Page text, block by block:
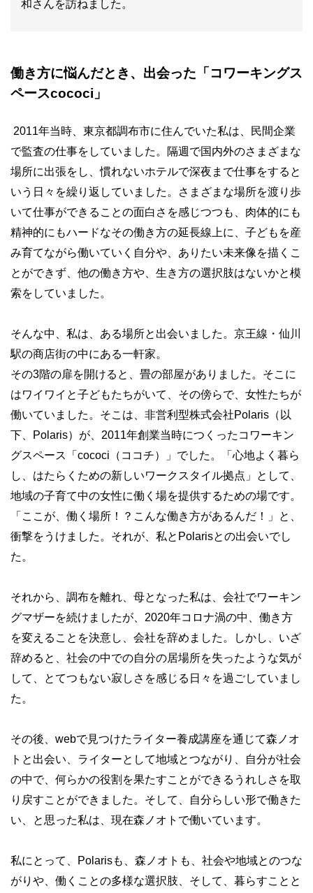
和さんを訪ねました。
働き方に悩んだとき、出会った「コワーキングス
ペースcococi」
2011年当時、東京都調布市に住んでいた私は、民間企業
で監査の仕事をしていました。隔週で国内外のさまざまな
場所に出張をし、慣れないホテルで深夜まで仕事をすると
いう日々を繰り返していました。さまざまな場所を渡り歩
いて仕事ができることの面白さを感じつつも、肉体的にも
精神的にもハードなその働き方の延長線上に、子どもを産
み育てながら働いていく自分や、ありたい未来像を描くこ
とができず、他の働き方や、生き方の選択肢はないかと模
索をしていました。
そんな中、私は、ある場所と出会いました。京王線・仙川
駅の商店街の中にある一軒家。
その3階の扉を開けると、畳の部屋がありました。そこに
はワイワイと子どもたちがいて、その傍らで、女性たちが
働いていました。そこは、非営利型株式会社Polaris（以
下、Polaris）が、2011年創業当時につくったコワーキン
グスペース「cococi（ココチ）」でした。「心地よく暮ら
し、はたらくための新しいワークスタイル拠点」として、
地域の子育て中の女性に働く場を提供するための場です。
「ここが、働く場所！？こんな働き方があるんだ！」と、
衝撃をうけました。それが、私とPolarisとの出会いでし
た。
それから、調布を離れ、母となった私は、会社でワーキン
グマザーを続けましたが、2020年コロナ渦の中、働き方
を変えることを決意し、会社を辞めました。しかし、いざ
辞めると、社会の中での自分の居場所を失ったような気が
して、とてつもない寂しさを感じる日々を過ごしていまし
た。
その後、webで見つけたライター養成講座を通じて森ノオ
トと出会い、ライターとして地域とつながり、自分が社会
の中で、何らかの役割を果たすことができるうれしさを取
り戻すことができました。そして、自分らしい形で働きた
い、と思った私は、現在森ノオトで働いています。
私にとって、Polarisも、森ノオトも、社会や地域とのつな
がりや、働くことの多様な選択肢、そして、暮らすことと